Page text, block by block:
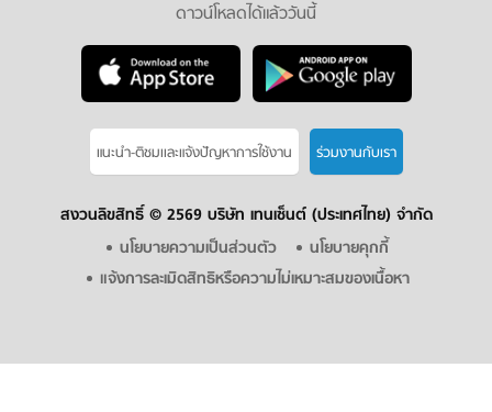
ดาวน์โหลดได้แล้ววันนี้
แนะนำ-ติชมเเละแจ้งปัญหาการใช้งาน ร่วมงานกับเรา
สงวนลิขสิทธิ์ © 2569 บริษัท เทนเซ็นต์ (ประเทศไทย) จำกัด
นโยบายความเป็นส่วนตัว
นโยบายคุกกี้
แจ้งการละเมิดสิทธิหรือความไม่เหมาะสมของเนื้อหา